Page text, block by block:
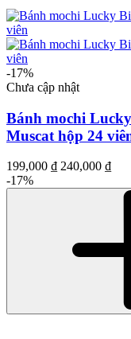
-17%
Chưa cập nhật
Bánh mochi
Muscat hộp 24
199,000 ₫ 240,000 ₫
-17%